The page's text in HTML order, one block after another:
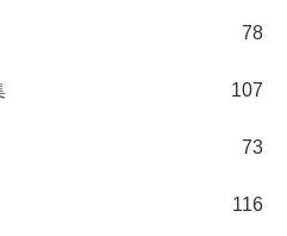
78
107
73
116